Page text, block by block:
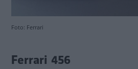
Foto: Ferrari
Ferrari 456